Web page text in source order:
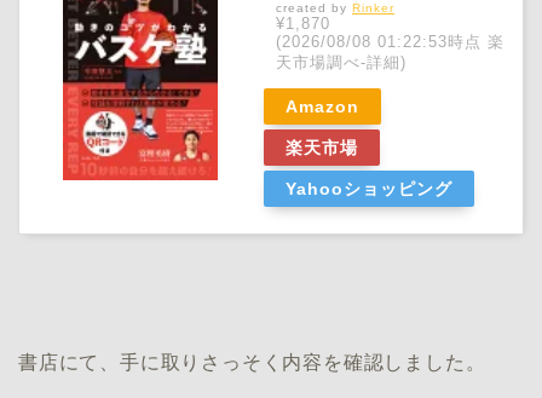
created by Rinker
¥1,870
(2026/08/08 01:22:53時点 楽
天市場調べ-詳細)
Amazon
楽天市場
Yahooショッピング
書店にて、手に取りさっそく内容を確認しました。